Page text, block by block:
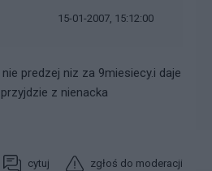
15-01-2007, 15:12:00
predzej niz za 9miesiecy.i daje
z nienacka
cytuj zgłoś do moderacji